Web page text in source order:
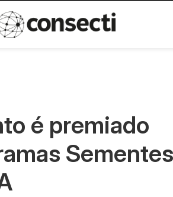
Política de
é premiado